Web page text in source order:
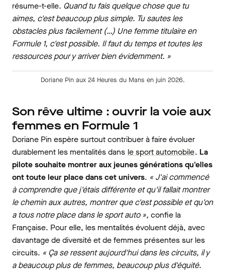
résume-t-elle. Quand tu fais quelque chose que tu
aimes, c'est beaucoup plus simple. Tu sautes les
obstacles plus facilement (…) Une femme titulaire en
Formule 1, c'est possible. Il faut du temps et toutes les
ressources pour y arriver bien évidemment. »
Doriane Pin aux 24 Heures du Mans en juin 2026.
Son rêve ultime : ouvrir la voie aux
femmes en Formule 1
Doriane Pin espère surtout contribuer à faire évoluer
durablement les mentalités dans le sport automobile. La
pilote souhaite montrer aux jeunes générations qu'elles
ont toute leur place dans cet univers. « J'ai commencé
à comprendre que j'étais différente et qu'il fallait montrer
le chemin aux autres, montrer que c'est possible et qu'on
a tous notre place dans le sport auto », confie la
Française. Pour elle, les mentalités évoluent déjà, avec
davantage de diversité et de femmes présentes sur les
circuits. « Ça se ressent aujourd'hui dans les circuits, il y
a beaucoup plus de femmes, beaucoup plus d'équité.